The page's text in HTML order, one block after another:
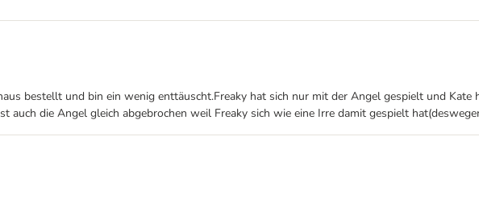
bestellt und bin ein wenig enttäuscht.Freaky hat sich nur mit der Angel gespielt und
die Angel gleich abgebrochen weil Freaky sich wie eine Irre damit gespielt